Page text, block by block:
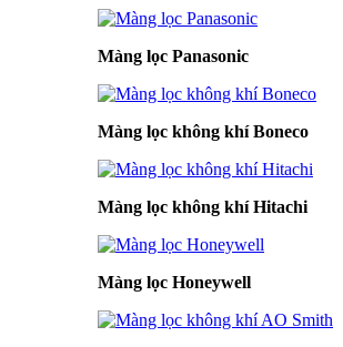
Màng lọc Panasonic
Màng lọc không khí Boneco
Màng lọc không khí Hitachi
Màng lọc Honeywell